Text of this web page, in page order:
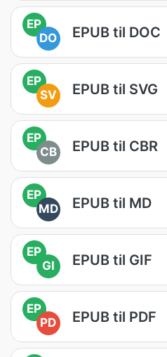
EP
DO
EPUB til DOC
EP
SV
EPUB til SVG
EP
CB
EPUB til CBR
EP
MD
EPUB til MD
EP
GI
EPUB til GIF
EP
PD
EPUB til PDF